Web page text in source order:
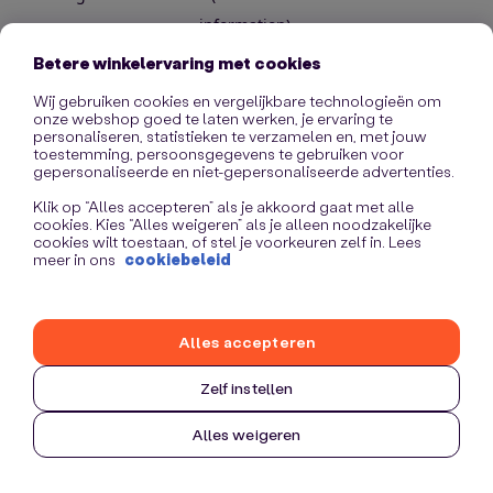
information).
Betere winkelervaring met cookies
Wij gebruiken cookies en vergelijkbare technologieën om
onze webshop goed te laten werken, je ervaring te
personaliseren, statistieken te verzamelen en, met jouw
toestemming, persoonsgegevens te gebruiken voor
gepersonaliseerde en niet-gepersonaliseerde advertenties.
Klik op “Alles accepteren” als je akkoord gaat met alle
cookies. Kies “Alles weigeren” als je alleen noodzakelijke
cookies wilt toestaan, of stel je voorkeuren zelf in. Lees
meer in ons cookiebeleid
Zelf instellen
Alles weigeren
Alles accepteren